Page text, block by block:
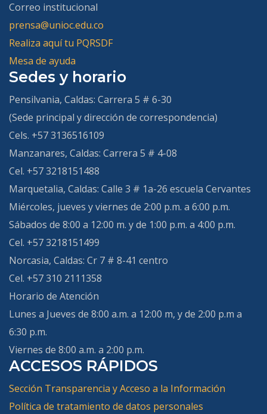
Correo institucional
prensa@unioc.edu.co
Realiza aquí tu PQRSDF
Mesa de ayuda
Sedes y horario
Pensilvania, Caldas: Carrera 5 # 6-30
(Sede principal y dirección de correspondencia)
Cels. +57 3136516109
Manzanares, Caldas: Carrera 5 # 4-08
Cel. +57 3218151488
Marquetalia, Caldas: Calle 3 # 1a-26 escuela Cervantes
Miércoles, jueves y viernes de 2:00 p.m. a 6:00 p.m.
Sábados de 8:00 a 12:00 m. y de 1:00 p.m. a 4:00 p.m.
Cel. +57 3218151499
Norcasia, Caldas: Cr 7 # 8-41 centro
Cel. +57 310 2111358
Horario de Atención
Lunes a Jueves de 8:00 a.m. a 12:00 m, y de 2:00 p.m a
6:30 p.m.
Viernes de 8:00 a.m. a 2:00 p.m.
ACCESOS RÁPIDOS
Sección Transparencia y Acceso a la Información
Política de tratamiento de datos personales